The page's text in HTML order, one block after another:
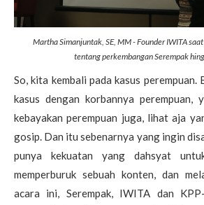
Martha Simanjuntak, SE, MM - Founder IWITA
tentang perkembangan Serempak
So, kita kembali pada kasus perempuan.
kasus dengan korbannya perempuan,
kebayakan perempuan juga, lihat aja
gosip. Dan itu sebenarnya yang ingin
punya kekuatan yang dahsyat
memperburuk sebuah konten, dan
acara ini, Serempak, IWITA dan